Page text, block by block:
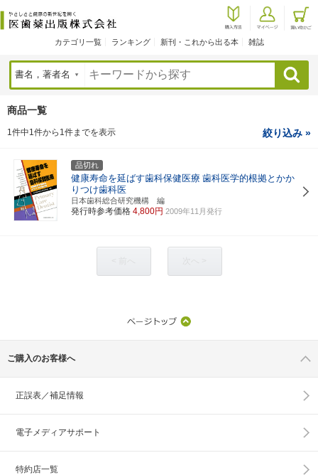
カテゴリ一覧 ランキング 新刊・これから出る本 雑誌
検索
商品一覧
1件中1件から1件までを表示 絞り込み »
品切れ
健康寿命を延ばす歯科保健医療 歯科医学的根拠とかか
りつけ歯科医
日本歯科総合研究機構 編
発行時参考価格 4,800円 2009年11月発行
ご購入のお客様へ
正誤表／補足情報
電子メディアサポート
特約店一覧